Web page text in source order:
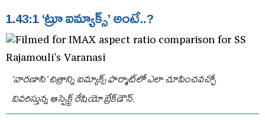
1.43:1 ‘ట్రూ ఐమ్యాక్స్‌’ అంటే..?
‘వారణాసి’ చిత్రాన్ని ఐమ్యాక్స్‌ ఫార్మాట్‌లో ఎలా చూపించవచ్చో
వివరిస్తున్న ఆస్పెక్ట్‌ రేషియో బ్రేక్‌డౌన్‌.